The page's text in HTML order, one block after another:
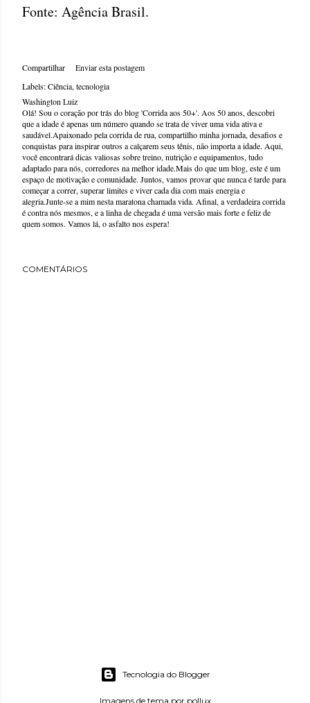
Fonte: Agência Brasil.
Compartilhar
Enviar esta postagem
Labels:Ciência tecnologia
Washington Luiz
Olá! Sou o coração por trás do blog 'Corrida aos 50+'. Aos 50 anos, descobri
que a idade é apenas um número quando se trata de viver uma vida ativa e
saudável.Apaixonado pela corrida de rua, compartilho minha jornada, desafios e
conquistas para inspirar outros a calçarem seus tênis, não importa a idade. Aqui,
você encontrará dicas valiosas sobre treino, nutrição e equipamentos, tudo
adaptado para nós, corredores na melhor idade.Mais do que um blog, este é um
espaço de motivação e comunidade. Juntos, vamos provar que nunca é tarde para
começar a correr, superar limites e viver cada dia com mais energia e
alegria.Junte-se a mim nesta maratona chamada vida. Afinal, a verdadeira corrida
é contra nós mesmos, e a linha de chegada é uma versão mais forte e feliz de
quem somos. Vamos lá, o asfalto nos espera!
COMENTÁRIOS
Tecnologia do Blogger
Imagens de tema por pollux